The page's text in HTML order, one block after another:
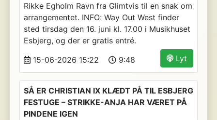
Rikke Egholm Ravn fra Glimtvis til en snak om
arrangementet. INFO: Way Out West finder
sted tirsdag den 16. juni kl. 17.00 i Musikhuset
Esbjerg, og der er gratis entré.
Lyt
15-06-2026 15:22 9:48
SÅ ER CHRISTIAN IX KLÆDT PÅ TIL ESBJERG
FESTUGE – STRIKKE-ANJA HAR VÆRET PÅ
PINDENE IGEN